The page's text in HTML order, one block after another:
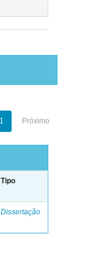
1 Próximo
Tipo
Dissertação